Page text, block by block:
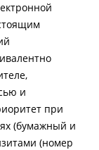
и
при
(бумажный и
(номер